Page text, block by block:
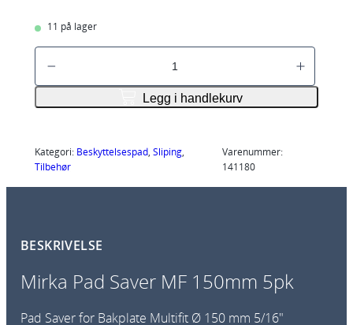
11 på lager
M
P
a
v
e
r
M
Legg i handlekurv
Kategori: Beskyttelsespad, Sliping
Tilbehør
Varenummer:
141180
BESKRIVELSE
Mirka Pad Saver MF 150mm 5pk
Pad Saver for Bakplate Multifit Ø 150 mm 5/16″